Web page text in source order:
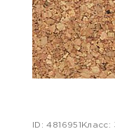
ID: 4816951 Класс: